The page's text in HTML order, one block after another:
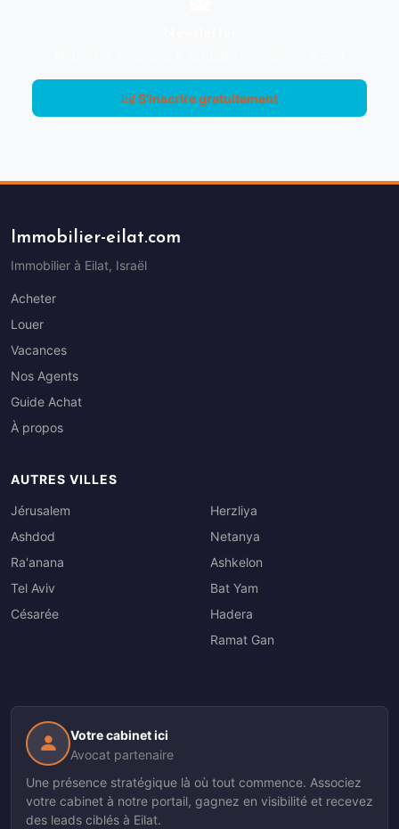
S'inscrire gratuitement
Immobilier-eilat.com
Immobilier à Eilat, Israël
Acheter
Louer
Vacances
Nos Agents
Guide Achat
À propos
AUTRES VILLES
Jérusalem
Ashdod
Ra'anana
Tel Aviv
Césarée
Herzliya
Netanya
Ashkelon
Bat Yam
Hadera
Ramat Gan
Votre cabinet ici
Avocat partenaire
Une présence stratégique là où tout commence. Associez
votre cabinet à notre portail, gagnez en visibilité et recevez
des leads ciblés à Eilat.